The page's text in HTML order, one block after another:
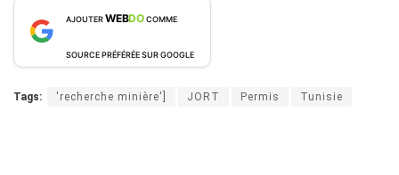
AJOUTERWEBDOCOMME
SOURCE PRÉFÉRÉE SUR GOOGLE
Tags: 'recherche minière'] JORT Permis Tunisie